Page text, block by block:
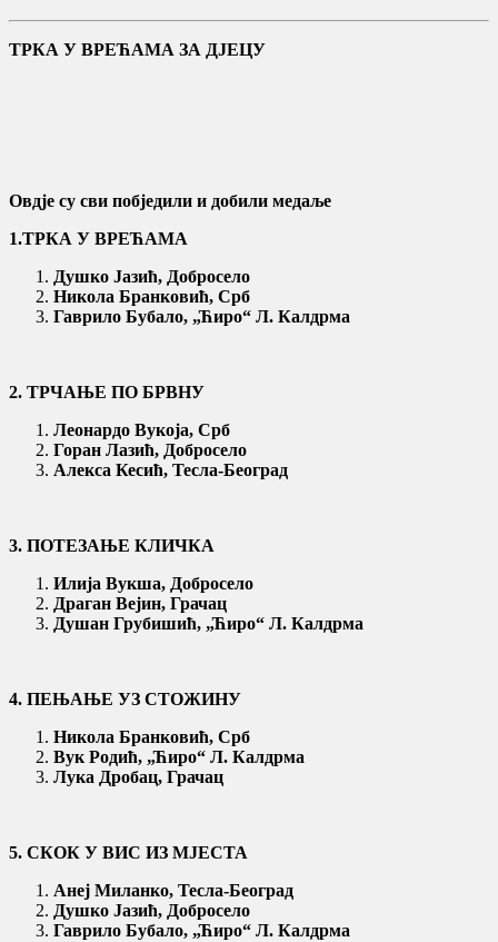
ТРКА У ВРЕЋАМА ЗА ДЈЕЦУ
Овдје су сви побједили и добили медаље
1.ТРКА У ВРЕЋАМА
Душко Јазић, Добросело
Никола Бранковић, Срб
Гаврило Бубало, „Ћиро“ Л. Калдрма
2. ТРЧАЊЕ ПО БРВНУ
Леонардо Вукоја, Срб
Горан Лазић, Добросело
Алекса Кесић, Тесла-Београд
3. ПОТЕЗАЊЕ КЛИЧКА
Илија Вукша, Добросело
Драган Вејин, Грачац
Душан Грубишић, „Ћиро“ Л. Калдрма
4. ПЕЊАЊЕ УЗ СТОЖИНУ
Никола Бранковић, Срб
Вук Родић, „Ћиро“ Л. Калдрма
Лука Дробац, Грачац
5. СКОК У ВИС ИЗ МЈЕСТА
Анеј Миланко, Тесла-Београд
Душко Јазић, Добросело
Гаврило Бубало, „Ћиро“ Л. Калдрма